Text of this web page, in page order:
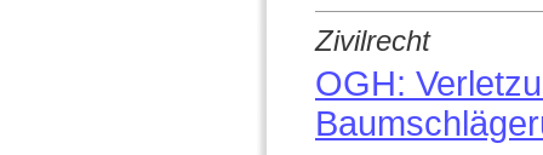
Zivilrecht
OGH: